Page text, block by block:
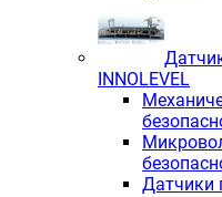
INNOLEVEL
Датчики